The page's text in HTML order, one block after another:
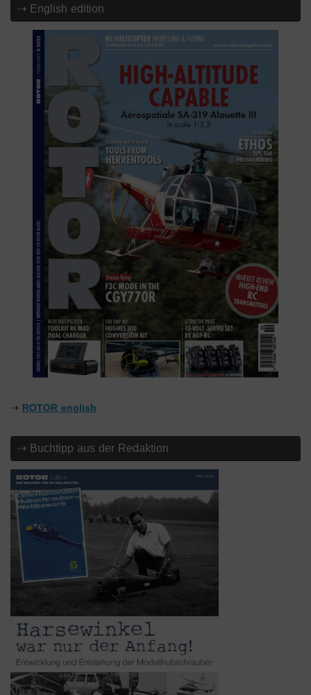
⇢ English edition
⇢ ROTOR english
⇢ Buchtipp aus der Redaktion